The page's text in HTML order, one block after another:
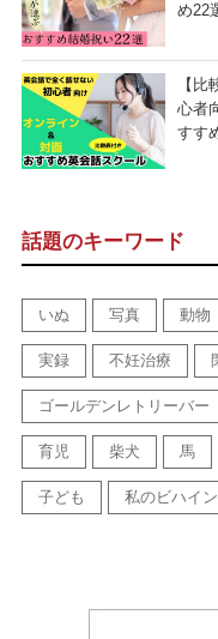
め22
【
心者
すす
話題のキーワード
いぬ 写真 動物
実録 不妊治療
ゴールデンレトリーバー
育児 柴犬 馬
子ども 私のビハイ